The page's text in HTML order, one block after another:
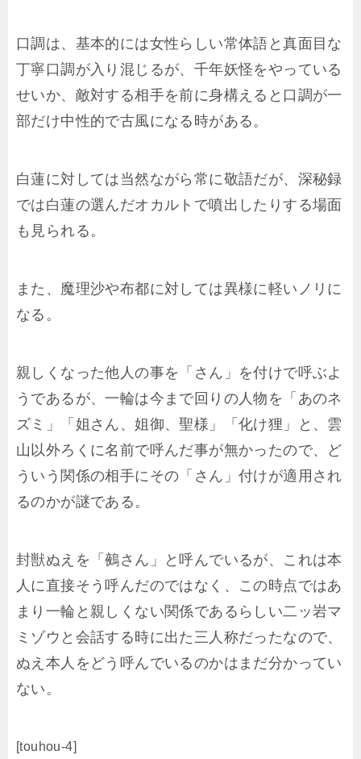
口調は、基本的には女性らしい常体語と真面目な
丁寧口調が入り混じるが、千年妖怪をやっている
せいか、敵対する相手を前に身構えると口調が一
部だけ中性的で古風になる時がある。
白蓮に対しては当然ながら常に敬語だが、深秘録
では白蓮の選んだオカルトで噴出したりする場面
も見られる。
また、魔理沙や布都に対しては異様に軽いノリに
なる。
親しくなった他人の事を「さん」を付けで呼ぶよ
うであるが、一輪は今まで回りの人物を「あのネ
ズミ」「姐さん、姐御、聖様」「化け狸」と、雲
山以外ろくに名前で呼んだ事が無かったので、ど
ういう関係の相手にその「さん」付けが適用され
るのかが謎である。
封獣ぬえを「鵺さん」と呼んでいるが、これは本
人に直接そう呼んだのではなく、この時点ではあ
まり一輪と親しくない関係であるらしい二ッ岩マ
ミゾウと会話する時に出た三人称だったなので、
ぬえ本人をどう呼んでいるのかはまだ分かってい
ない。
[touhou-4]